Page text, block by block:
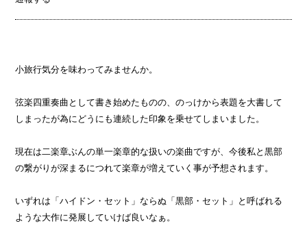
小旅行気分を味わってみませんか。
弦楽四重奏曲として書き始めたものの、のっけから表題を大書して
しまったが為にどうにも連続した印象を乗せてしまいました。
現在は二楽章ぶんの単一楽章的な扱いの楽曲ですが、今後私と黒部
の繋がりが深まるにつれて楽章が増えていく事が予想されます。
いずれは「ハイドン・セット」ならぬ「黒部・セット」と呼ばれる
ような大作に発展していけば良いなぁ。